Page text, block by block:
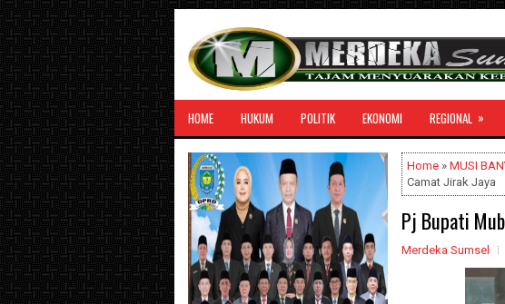
HOME HUKUM POLITIK EKONOMI REGIONAL »
Home » MUSI
Camat Jirak Jaya
Pj Bupati
Merdeka Sumsel